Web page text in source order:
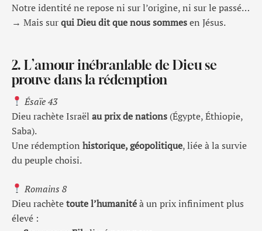
Notre identité ne repose ni sur l’origine, ni sur le passé…
→ Mais surqui Dieu dit que nous sommesen Jésus.
2. L’amour inébranlable de Dieu se
prouve dans la rédemption
Ésaïe 43
Dieu rachète Israël au prix de nations (Égypte, Éthiopie,
Saba).
Une rédemption historique, géopolitique, liée à la survie
du peuple choisi.
Romains 8
Dieu rachètetoute l’humanitéà un prix infiniment plus
élevé :